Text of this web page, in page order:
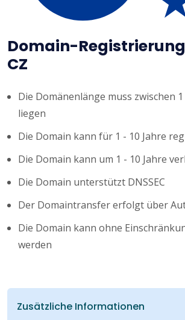
Domain-
CZ
Die Domänenlänge muss zwischen
liegen
Die Domain kann für 1 - 10 Jahre
Die Domain kann um 1 - 10 Jahre
Die Domain unterstützt DNSSEC
Der Domaintransfer erfolgt über
Die Domain kann ohne
werden
Zusätzliche Informationen